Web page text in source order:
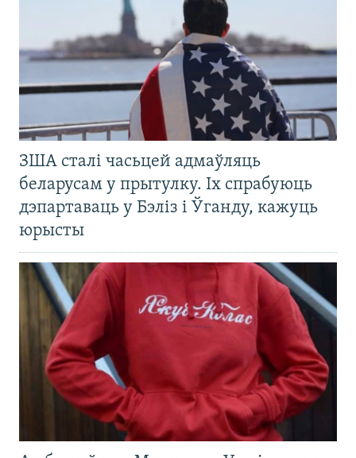
ЗША сталі часьцей адмаўляць
беларусам у прытулку. Іх спрабуюць
дэпартаваць у Бэліз і Ўганду, кажуць
юрысты